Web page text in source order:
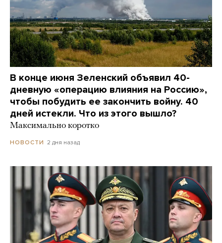
В конце июня Зеленский объявил 40-
дневную «операцию влияния на Россию»,
чтобы побудить ее закончить войну. 40
дней истекли. Что из этого вышло?
Максимально коротко
НОВОСТИ 2 дня назад